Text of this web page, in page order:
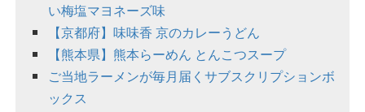
い梅塩マヨネーズ味
【京都府】味味香 京のカレーうどん
【熊本県】熊本らーめん とんこつスープ
ご当地ラーメンが毎月届くサブスクリプションボ
ックス